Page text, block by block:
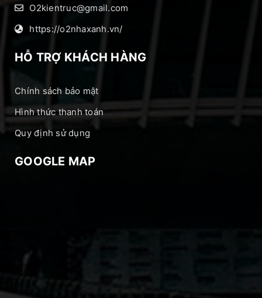
O2kientruc@gmail.com
https://o2nhaxanh.vn/
HỖ TRỢ KHÁCH HÀNG
Chính sách bảo mật
Hình thức thanh toán
Quy định sử dụng
GOOGLE MAP